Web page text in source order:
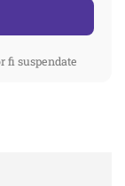
fi suspendate